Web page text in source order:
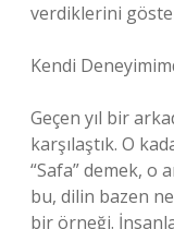
verdiklerini
Kendi
Geçen yıl bir
karşılaştık. O
“Safa” demek, o
bu, dilin bazen
bir örneği.